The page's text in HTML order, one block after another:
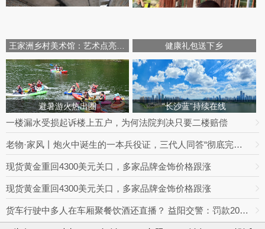
健康礼包送下乡
避暑游火热出圈 “长沙蓝”持续在线
一楼漏水受损起诉楼上五户，为何法院判决只要二楼赔偿
老物·家风丨炮火中诞生的一本兵役证，三代人同答“彻底完成任务”
现货黄金重回4300美元关口，多家品牌金饰价格跟涨
现货黄金重回4300美元关口，多家品牌金饰价格跟涨
货车行驶中多人在车厢聚餐饮酒还直播？ 益阳交警：罚款2000元记3分